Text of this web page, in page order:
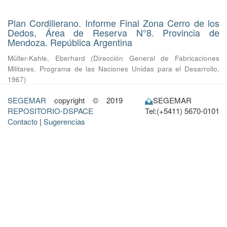
Plan Cordillerano. Informe Final Zona Cerro de los
Dedos, Área de Reserva N°8. Provincia de
Mendoza. República Argentina
Müller-Kahle, Eberhard (Dirección General de Fabricaciones
Militares. Programa de las Naciones Unidas para el Desarrollo,
1967)
SEGEMAR copyright © 2019
REPOSITORIO-DSPACE
Contacto | Sugerencias
SEGEMAR
Tel:(+5411) 5670-0101